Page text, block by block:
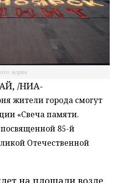
мэрия
/НИА-
жители города смогут
«Свеча памяти.
85-й
Отечественной
на площади возле